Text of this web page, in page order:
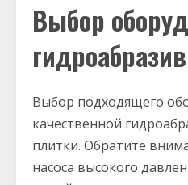
Выбор
Выбор подходящего
качественной
плитки. Обратите
насоса высокого